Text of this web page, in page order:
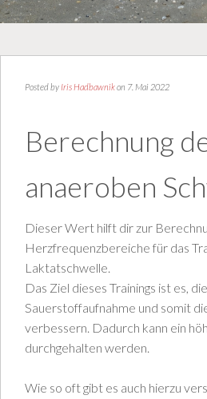
Posted by Iris Hadbawnikon 7. Mai 2022
Berechnung
anaeroben
Dieser Wert hilft dir zur
Herzfrequenzbereiche für das
Laktatschwelle.
Das Ziel dieses Trainings ist es,
Sauerstoffaufnahme und somit
verbessern. Dadurch kann ein
durchgehalten werden.
Wie so oft gibt es auch hierzu